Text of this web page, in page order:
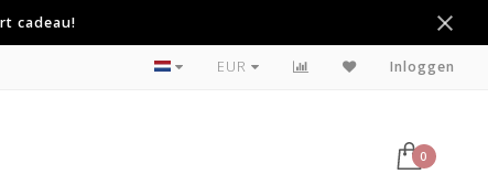
cadeau!
Betaal achteraf met Klarna
EUR Inloggen
0